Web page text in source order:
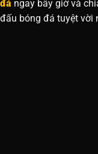
đá ngay bây giờ và
đấu bóng đá tuyệt vời